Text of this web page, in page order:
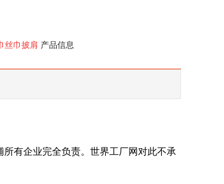
丝巾披肩 产品信息
有企业完全负责。世界工厂网对此不承